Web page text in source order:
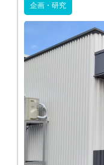
企画・研究